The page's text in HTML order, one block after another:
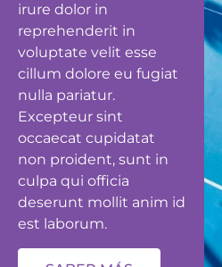
irure dolor in
reprehenderit in
voluptate velit esse
cillum dolore eu fugiat
nulla pariatur.
Excepteur sint
occaecat cupidatat
non proident, sunt in
culpa qui officia
deserunt mollit anim id
est laborum.